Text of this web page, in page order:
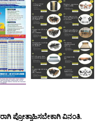
ಪ್ರೋತ್ಸಾಹಿಸಬೇಕಾಗಿ ವಿನಂತಿ.